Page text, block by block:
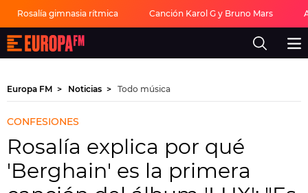
Rosalía gimnasia rítmica Canción Karol G y Bruno Mars
Europa
FM
-
mejor
música,
virales,
celebrities
y
estilo
de
vida
|
Europa FM Noticias Todo música
CONFESIONES
Rosalía explica por qué
'Berghain' es la primera